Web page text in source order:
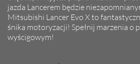
jazda Lancerem będzie
Mit­su­bi­shi Lan­cer Evo X to
śnika moto­ry­za­cji! Spełnij marzenia o
wyścigowym!